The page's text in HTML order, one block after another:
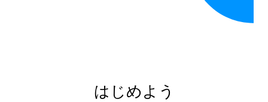
はじめよう